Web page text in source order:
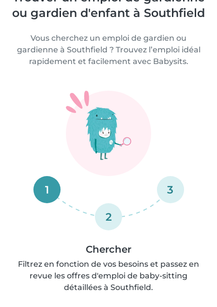
ou gardien d'enfant à Southfield
Vous cherchez un emploi de gardien ou
gardienne à Southfield ? Trouvez l’emploi idéal
rapidement et facilement avec Babysits.
1
2
3
Chercher
Filtrez en fonction de vos besoins et passez en
revue les offres d'emploi de baby-sitting
détaillées à Southfield.